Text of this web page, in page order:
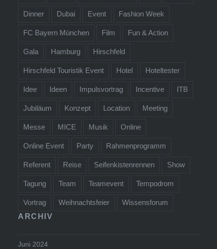
Dinner Dubai Event Fashion Week
FC Bayern München Film Fun & Action
Gala Hamburg Hirschfeld
Hirschfeld Touristik Event Hotel Hoteltester
Idee Ideen Impulsvortrag Incentive ITB
Jubiläum Konzept Location Meeting
Messe MICE Musik Online
Online Event Party Rahmenprogramm
Referent Reise Seifenkistenrennen Show
Tagung Team Teamevent Tempodrom
Vortrag Weihnachtsfeier
Wissensforum
ARCHIV
Juni 2024